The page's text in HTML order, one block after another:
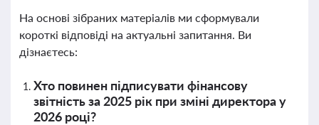
На основі зібраних матеріалів ми сформували
короткі відповіді на актуальні запитання. Ви
дізнаєтесь:
Хто повинен підписувати фінансову
звітність за 2025 рік при зміні директора у
2026 році?